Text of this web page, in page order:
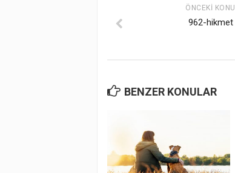
ÖNCEKI KONU
962-hikmet
BENZER KONULAR